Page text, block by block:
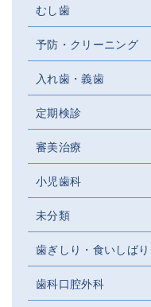
むし歯
予防・クリーニング
入れ歯・義歯
定期検診
審美治療
小児歯科
未分類
歯ぎしり・食いしばり
歯科口腔外科